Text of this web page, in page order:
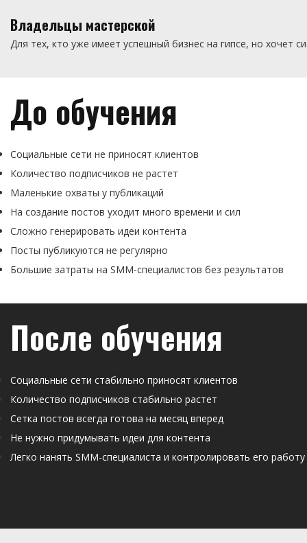
Владельцы мастерской
Для тех, кто уже имеет успешный бизнес на гипсе, но хочет
До обучения
Социальные сети не приносят клиентов
Количество подписчиков не растет
Маленькие охваты у публикаций
На создание постов уходит много времени и сил
Сложно генерировать идеи контента
Посты публикуются не регулярно
Большие затраты на SMM-специалистов без результатов
После обучения
Социальные сети стабильно приносят клиентов
Количество подписчиков стабильно растет
Сетка постов всегда готова на месяц вперед
Не нужно придумывать идеи для контента
Легко нанять SMM-специалиста и контролировать его работу